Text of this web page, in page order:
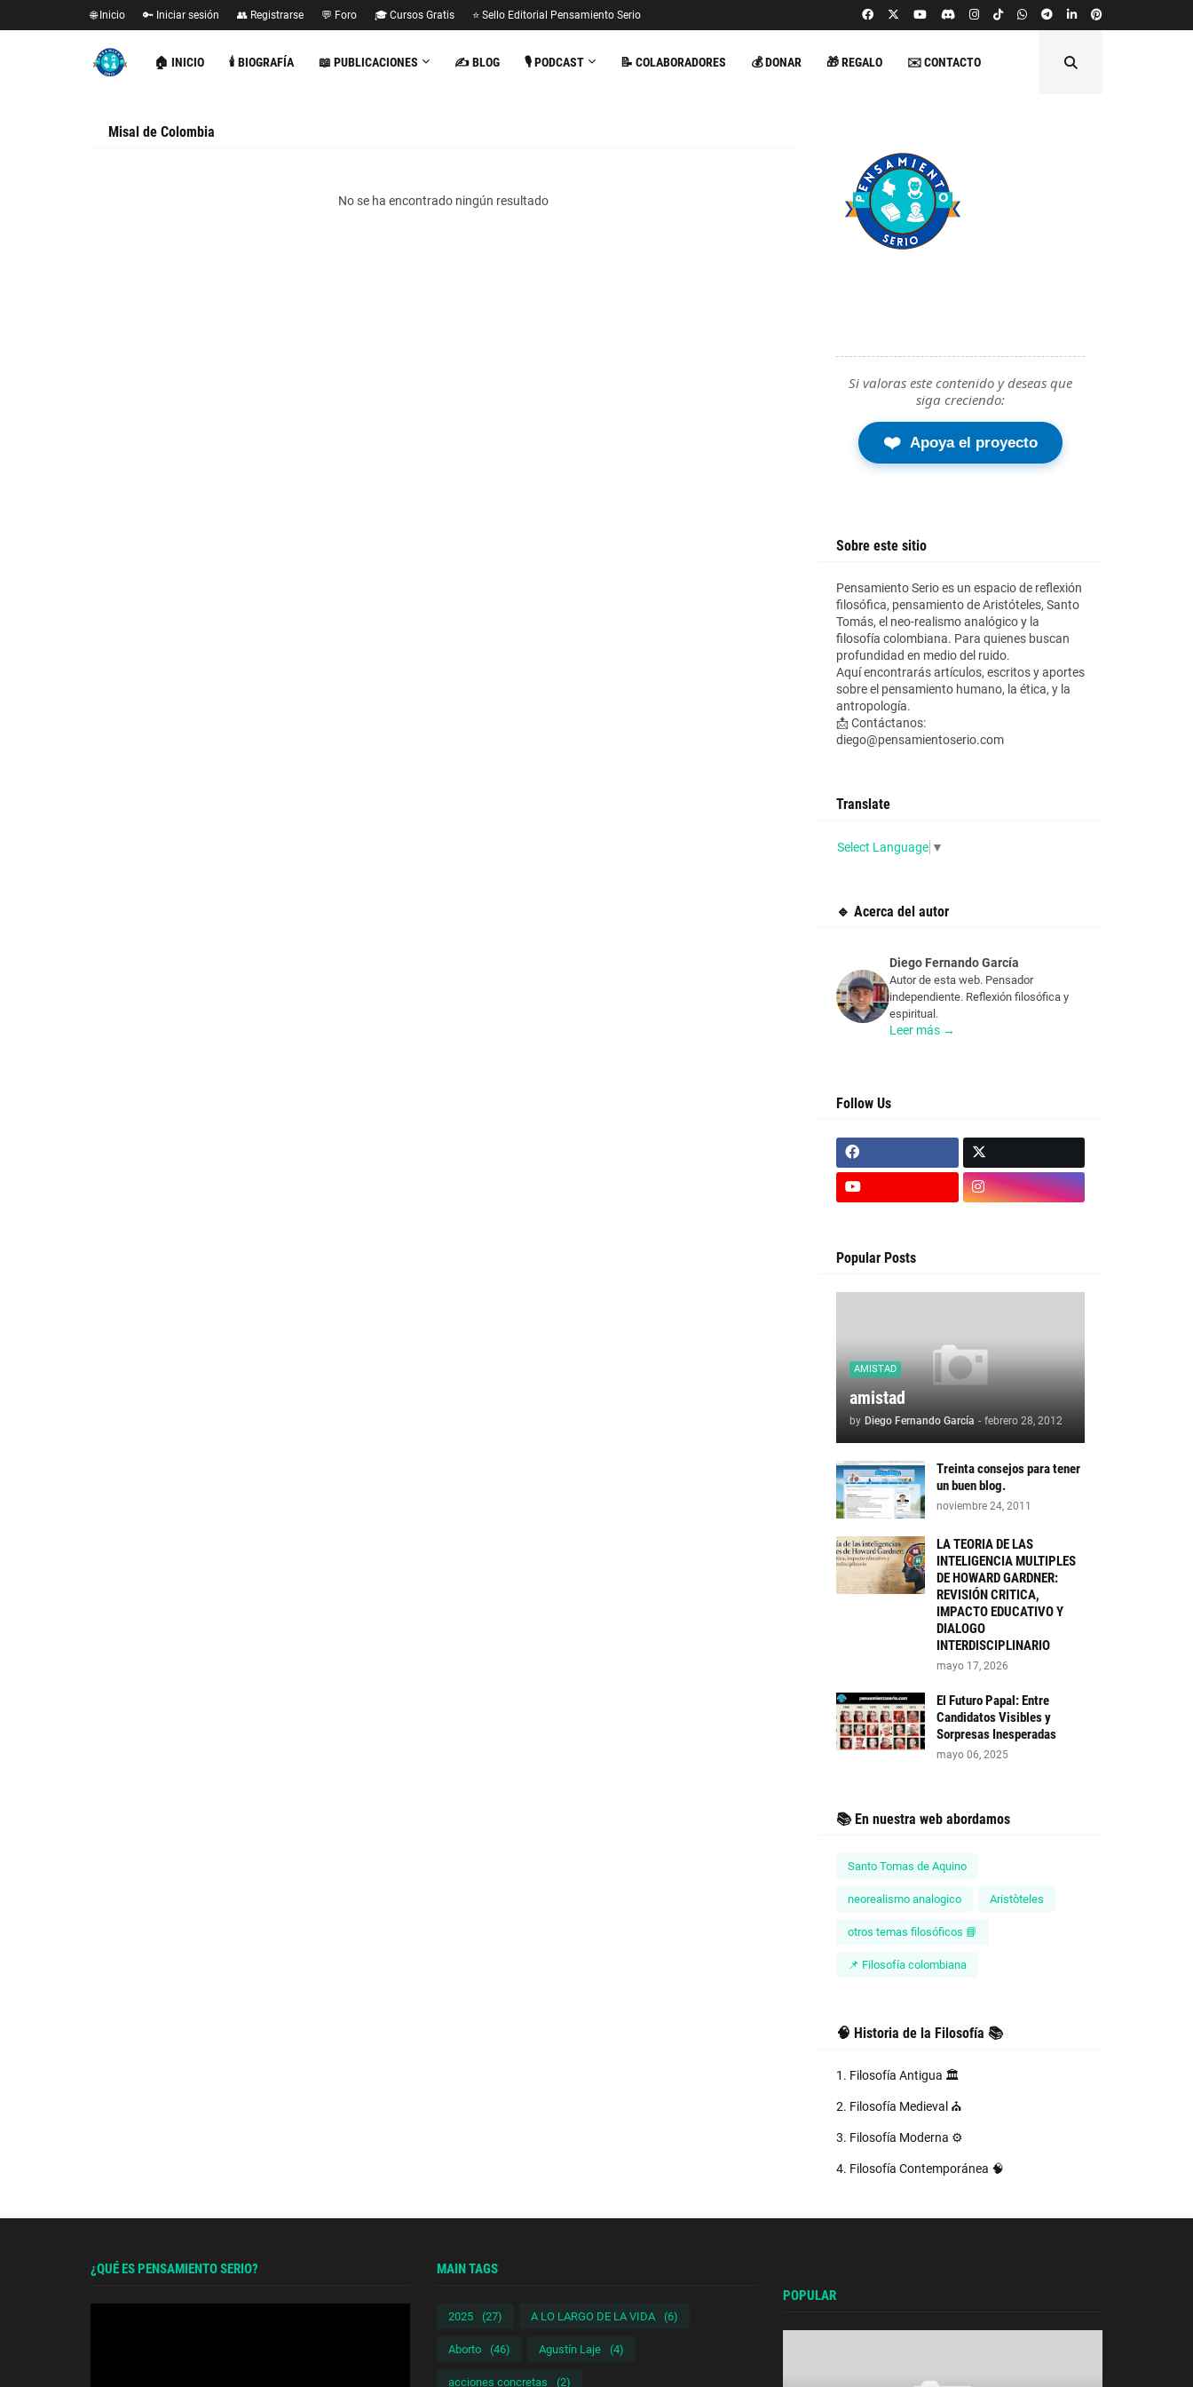
🌐 Inicio 🔑 Iniciar sesión 👥 Registrarse 💬 Foro 🎓 Cursos Gratis ⭐ Sello Editorial Pensamiento Serio
🏠 INICIO 🕯️ BIOGRAFÍA 📖 PUBLICACIONES ✍️ BLOG 🎙️ PODCAST 📝 COLABORADORES 💰 DONAR 🎁 REGALO ✉️ CONTACTO
Misal de Colombia
No se ha encontrado ningún resultado
Si valoras este contenido y deseas que
siga creciendo:
❤️ Apoya el proyecto
Sobre este sitio
Pensamiento Serio es un espacio de reflexión
filosófica, pensamiento de Aristóteles, Santo
Tomás, el neo-realismo analógico y la
filosofía colombiana. Para quienes buscan
profundidad en medio del ruido.
Aquí encontrarás artículos, escritos y aportes
sobre el pensamiento humano, la ética, y la
antropología.
📩 Contáctanos:
diego@pensamientoserio.com
Translate
Select Language ▼
🔹 Acerca del autor
Diego Fernando García
Autor de esta web. Pensador
independiente. Reflexión filosófica y
espiritual.
Leer más →
Follow Us
Popular Posts
AMISTAD
amistad
by Diego Fernando García - febrero 28, 2012
Treinta consejos para tener
un buen blog.
noviembre 24, 2011
LA TEORIA DE LAS
INTELIGENCIA MULTIPLES
DE HOWARD GARDNER:
REVISIÓN CRITICA,
IMPACTO EDUCATIVO Y
DIALOGO
INTERDISCIPLINARIO
mayo 17, 2026
El Futuro Papal: Entre
Candidatos Visibles y
Sorpresas Inesperadas
mayo 06, 2025
📚 En nuestra web abordamos
Santo Tomas de Aquino
neorealismo analogico Aristòteles
otros temas filosóficos 📘
📌 Filosofía colombiana
🧠 Historia de la Filosofía 📚
1. Filosofía Antigua 🏛️
2. Filosofía Medieval ⛪
3. Filosofía Moderna ⚙️
4. Filosofía Contemporánea 🧠
¿QUÉ ES PENSAMIENTO SERIO? MAIN TAGS
2025 (27) A LO LARGO DE LA VIDA (6)
Aborto (46) Agustín Laje (4)
acciones concretas (2)
POPULAR